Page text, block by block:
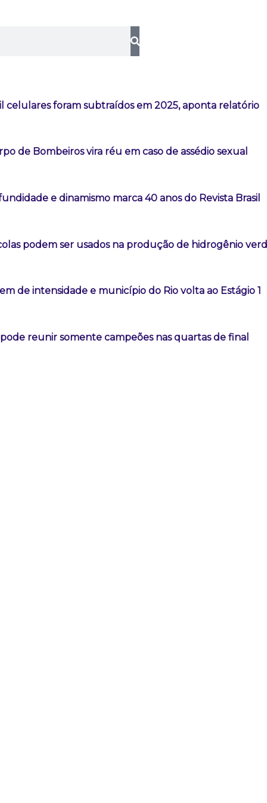
celulares foram subtraídos em 2025, aponta relatório
de Bombeiros vira réu em caso de assédio sexual
e dinamismo marca 40 anos do Revista Brasil
podem ser usados na produção de hidrogênio
de intensidade e município do Rio volta ao Estágio 1
reunir somente campeões nas quartas de final